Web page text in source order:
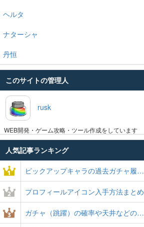
ヘルタ
ナターシャ
丹恒
このサイトの管理人
rusk
開発・ゲーム攻略・ツール作成をしています
人気記事ランキング
ピックアップキャラの過去ガチャ履…
プロフィールアイコン入手方法まとめ
ガチャ（跳躍）の確率や天井などの…